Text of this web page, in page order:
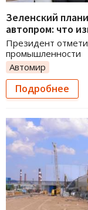
Зеленский
автопром: что
Президент
промышленности
Автомир
Подробнее